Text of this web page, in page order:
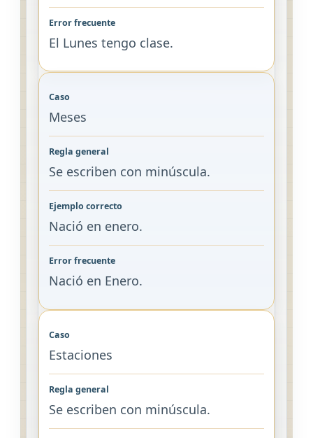
El Lunes tengo clase.
Meses
Se escriben con minúscula.
Nació en enero.
Nació en Enero.
Estaciones
Se escriben con minúscula.